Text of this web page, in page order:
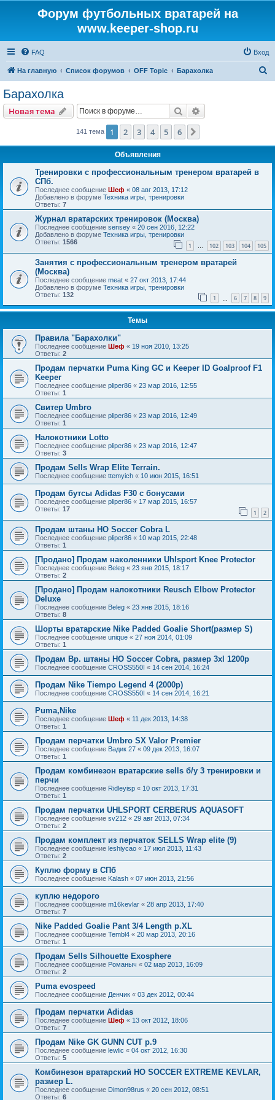
Форум футбольных вратарей на
www.keeper-shop.ru
FAQ Вход
На главную Список форумов OFF Topic Барахолка
Барахолка
Новая тема Поиск
141 тема 1 2 3 4 5 6
Объявления
Тренировки с профессиональным тренером вратарей в
СПб.
Последнее сообщение Шеф « 08 авг 2013, 17:12
Добавлено в форуме Техника игры, тренировки
Ответы: 7
Журнал вратарских тренировок (Москва)
Последнее сообщение sensey « 20 сен 2016, 12:22
Добавлено в форуме Техника игры, тренировки
Ответы: 1566 1 … 102 103 104 105
Занятия с профессиональным тренером вратарей
(Москва)
Последнее сообщение meat « 27 окт 2013, 17:44
Добавлено в форуме Техника игры, тренировки
Ответы: 132 1 6 7 8 9
Темы
Правила "Барахолки"
Последнее сообщение Шеф « 19 ноя 2010, 13:25
Ответы: 2
Продам перчатки Puma King GC и Keeper ID Goalproof F1
Keeper
Последнее сообщение pliper86 « 23 мар 2016, 12:55
Ответы: 1
Свитер Umbro
Последнее сообщение pliper86 « 23 мар 2016, 12:49
Ответы: 1
Налокотники Lotto
Последнее сообщение pliper86 « 23 мар 2016, 12:47
Ответы: 3
Продам Sells Wrap Elite Terrain.
Последнее сообщение ttemyich « 10 июн 2015, 16:51
Продам бутсы Adidas F30 с бонусами
Последнее сообщение pliper86 « 17 мар 2015, 16:57
Ответы: 17 1 2
Продам штаны HO Soccer Cobra L
Последнее сообщение pliper86 « 10 мар 2015, 22:48
Ответы: 1
[Продано] Продам наколенники Uhlsport Knee Protector
Последнее сообщение Beleg « 23 янв 2015, 18:17
Ответы: 2
[Продано] Продам налокотники Reusch Elbow Protector
Deluxe
Последнее сообщение Beleg « 23 янв 2015, 18:16
Ответы: 8
Шорты вратарские Nike Padded Goalie Short(размер S)
Последнее сообщение unique « 27 ноя 2014, 01:09
Ответы: 1
Продам Вр. штаны HO Soccer Cobra, размер 3xl 1200р
Последнее сообщение CROSS550I « 14 сен 2014, 16:24
Продам Nike Tiempo Legend 4 (2000р)
Последнее сообщение CROSS550I « 14 сен 2014, 16:21
Puma,Nike
Последнее сообщение Шеф « 11 дек 2013, 14:38
Ответы: 1
Продам перчатки Umbro SX Valor Premier
Последнее сообщение Вадик 27 « 09 дек 2013, 16:07
Ответы: 1
Продам комбинезон вратарские sells б/у 3 тренировки и
перчи
Последнее сообщение Ridleyisp « 10 окт 2013, 17:31
Ответы: 1
Продам перчатки UHLSPORT CERBERUS AQUASOFT
Последнее сообщение sv212 « 29 авг 2013, 07:34
Ответы: 2
Продам комплект из перчаток SELLS Wrap elite (9)
Последнее сообщение leshiycao « 17 июл 2013, 11:43
Ответы: 2
Куплю форму в СПб
Последнее сообщение Kalash « 07 июн 2013, 21:56
куплю недорого
Последнее сообщение m16kevlar « 28 апр 2013, 17:40
Ответы: 7
Nike Padded Goalie Pant 3/4 Length р.XL
Последнее сообщение Tembl4 « 20 мар 2013, 20:16
Ответы: 1
Продам Sells Silhouette Exosphere
Последнее сообщение Романыч « 02 мар 2013, 16:09
Ответы: 2
Puma evospeed
Последнее сообщение Денчик « 03 дек 2012, 00:44
Продам перчатки Adidas
Последнее сообщение Шеф « 13 окт 2012, 18:06
Ответы: 7
Продам Nike GK GUNN CUT р.9
Последнее сообщение lewlic « 04 окт 2012, 16:30
Ответы: 5
Комбинезон вратарский HO SOCCER EXTREME KEVLAR,
размер L.
Последнее сообщение Dimon98rus « 20 сен 2012, 08:51
Ответы: 6